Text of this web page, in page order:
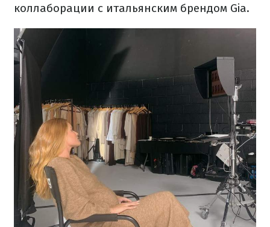
коллаборации с итальянским брендом Gia.